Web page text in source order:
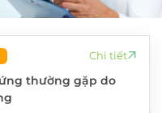
thường gặp do
Chi tiết